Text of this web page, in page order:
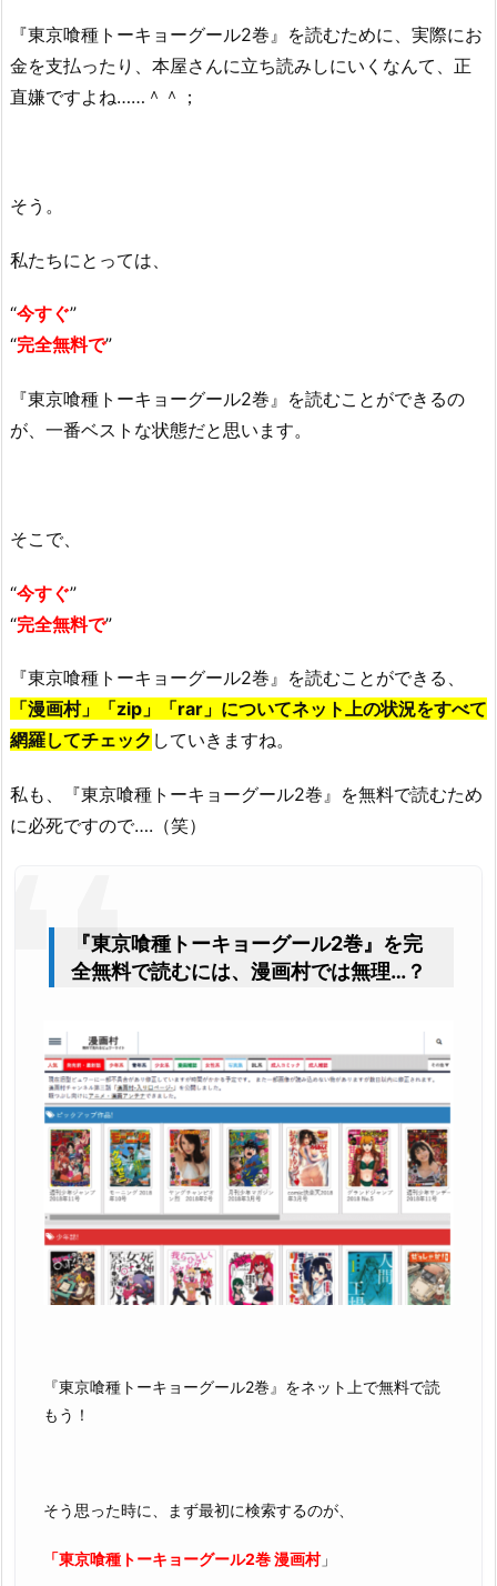
『東京喰種トーキョーグール2巻』を読むために、実際にお
金を支払ったり、本屋さんに立ち読みしにいくなんて、正
直嫌ですよね……＾＾；
そう。
私たちにとっては、
“今すぐ”
“完全無料で”
『東京喰種トーキョーグール2巻』を読むことができるの
が、一番ベストな状態だと思います。
そこで、
“今すぐ”
“完全無料で”
『東京喰種トーキョーグール2巻』を読むことができる、
「漫画村」「zip」「rar」についてネット上の状況をすべて
網羅してチェック していきますね。
私も、『東京喰種トーキョーグール2巻』を無料で読むため
に必死ですので….（笑）
『東京喰種トーキョーグール2巻』を完
全無料で読むには、漫画村では無理…？
『東京喰種トーキョーグール2巻』をネット上で無料で読
もう！
そう思った時に、まず最初に検索するのが、
「東京喰種トーキョーグール2巻 漫画村」